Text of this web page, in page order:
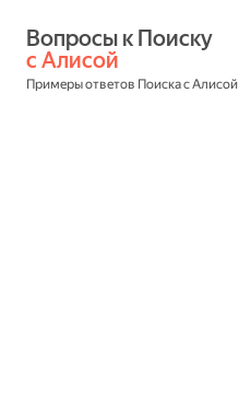
с Алисой
Примеры ответов Поиска с Алисой